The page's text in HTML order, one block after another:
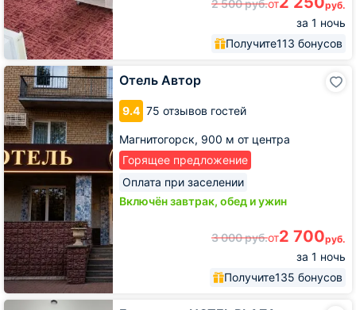
2 500руб.от руб.
за 1 ночь
Получите113 бонусов
Отель Автор
9.4 75 отзывов гостей
Магнитогорск, 900 м от центра
Горящее предложение
Оплата при заселении
Включён завтрак, обед и ужин
3 000руб.от2 700руб.
за 1 ночь
Получите135 бонусов
Отель
Автор
Гостиница